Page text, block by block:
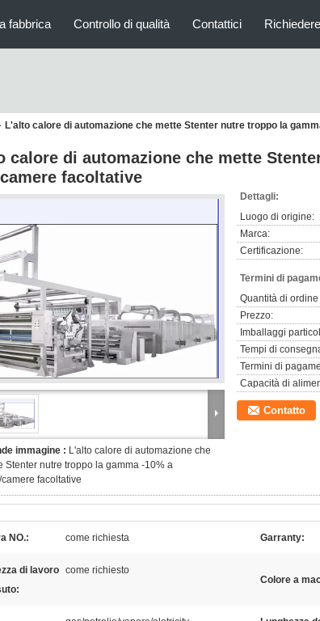
fabbrica Controllo di qualità Contattici
L'alto calore di automazione che mette Stenter nutre troppo la
calore di automazione che mette
facoltative
immagine : L'alto calore di automazione che
Stenter nutre troppo la gamma -10% a
facoltative
Dettagli:
Luogo di origine:
Marca:
Certificazione:
Termini di
Quantità di
Prezzo:
Imballaggi
Tempi di
Termini di
Capacità di
Contatto
NO.: come richiesta Garranty:
di lavoro come richiesto
Colore a